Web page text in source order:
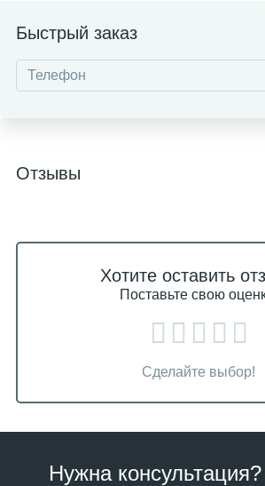
Быстрый заказ
Отзывы
Хотите оставить
Поставьте свою
Сделайте выбор!
Нужна